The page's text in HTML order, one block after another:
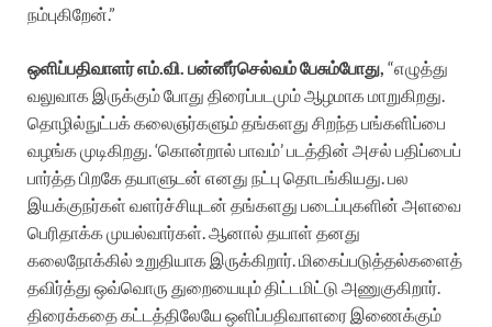
நம்புகிறேன்.”
ஒளிப்பதிவாளர் எம்.வி. பன்னீர்செல்வம் பேசும்போது, “எழுத்து
வலுவாக இருக்கும் போது திரைப்படமும் ஆழமாக மாறுகிறது.
தொழில்நுட்பக் கலைஞர்களும் தங்களது சிறந்த பங்களிப்பை
வழங்க முடிகிறது. ‘கொன்றால் பாவம்’ படத்தின் அசல் பதிப்பைப்
பார்த்த பிறகே தயாளுடன் எனது நட்பு தொடங்கியது. பல
இயக்குநர்கள் வளர்ச்சியுடன் தங்களது படைப்புகளின் அளவை
பெரிதாக்க முயல்வார்கள். ஆனால் தயாள் தனது
கலைநோக்கில் உறுதியாக இருக்கிறார். மிகைப்படுத்தல்களைத்
தவிர்த்து ஒவ்வொரு துறையையும் திட்டமிட்டு அணுகுகிறார்.
திரைக்கதை கட்டத்திலேயே ஒளிப்பதிவாளரை இணைக்கும்